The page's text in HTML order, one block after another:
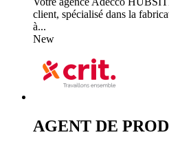
client, spécialisé dans la
à...
New
AGENT DE